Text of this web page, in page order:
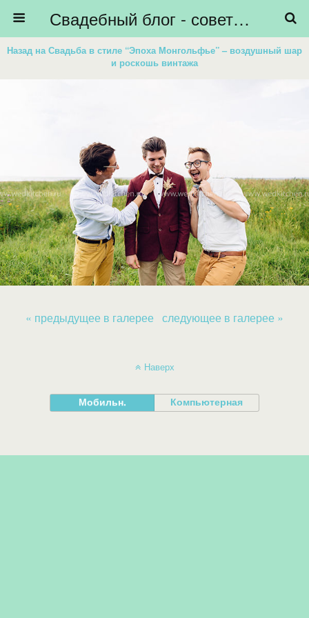
Свадебный блог - советы невестам, подготовка к свадьбе - HiBride
Назад на Свадьба в стиле “Эпоха Монгольфье” – воздушный шар
и роскошь винтажа
« предыдущее в галерее следующее в галерее »
Наверх
Мобильн. Компьютерная